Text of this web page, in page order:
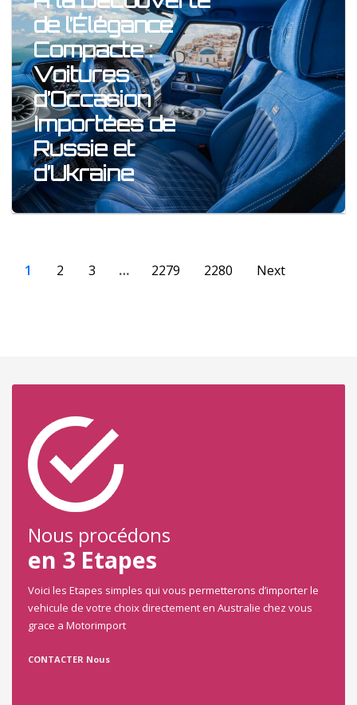
de l’Élégance
Compacte :
Voitures
d’Occasion
Importées de
Russie et
d’Ukraine
1 2 3 … 2279 2280 Next
Nous procédons
en 3 Etapes
Voici les Etapes simples qui vous permetterons d’importer le
vehicule de votre choix directement en Australie chez vous
grace a Motorimport
CONTACTER Nous